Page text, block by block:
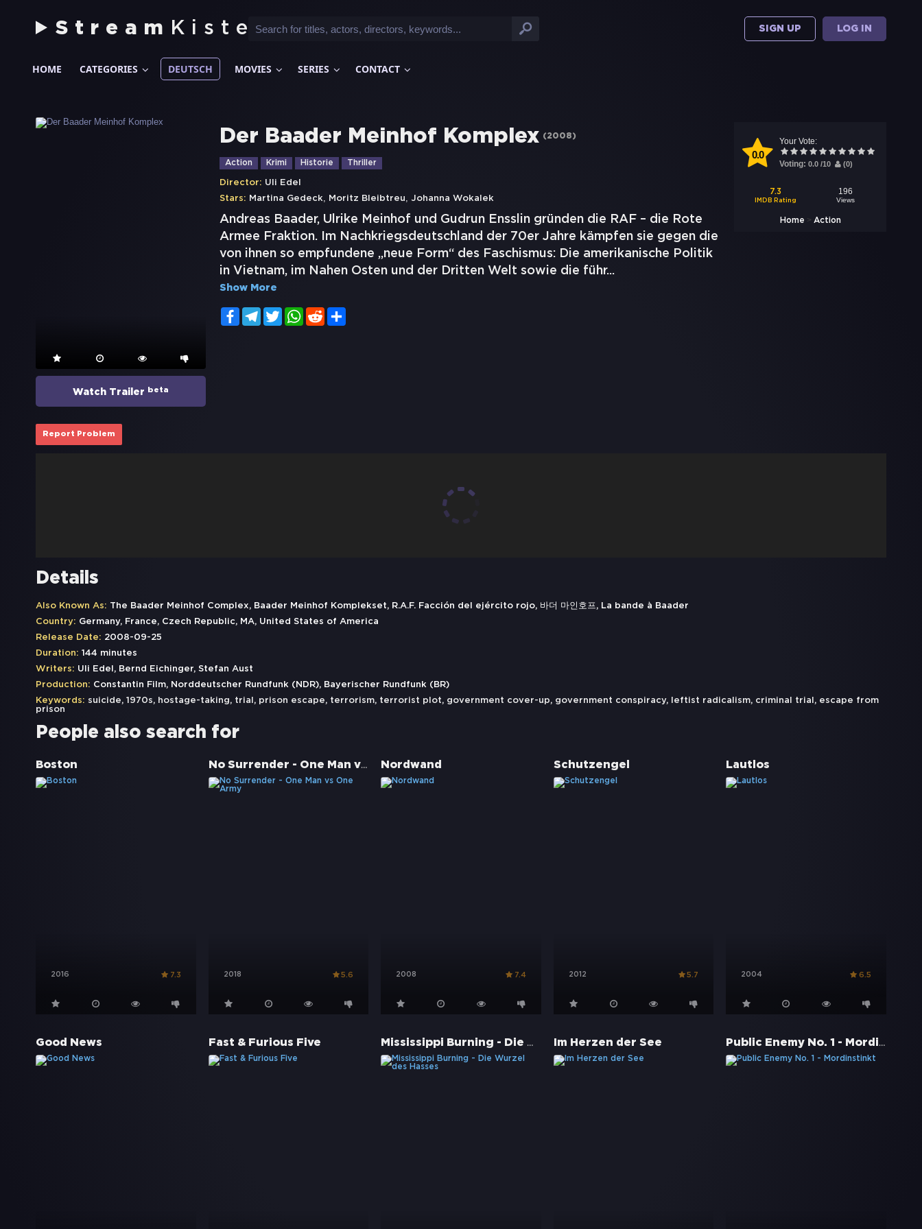
Stream Kiste SIGN UP LOG IN
HOME CATEGORIES DEUTSCH MOVIES SERIES CONTACT
Watch Trailer beta
0.0
Your Vote:
Voting: 0.0 /10 (0)
7.3
IMDB Rating
196
Views
Home > Action
Der Baader Meinhof Komplex (2008)
Action Krimi Historie Thriller
Director: Uli Edel
Stars: Martina Gedeck, Moritz Bleibtreu, Johanna Wokalek
Andreas Baader, Ulrike Meinhof und Gudrun Ensslin gründen die RAF – die Rote
Armee Fraktion. Im Nachkriegsdeutschland der 70er Jahre kämpfen sie gegen die
von ihnen so empfundene „neue Form“ des Faschismus: Die amerikanische Politik
in Vietnam, im Nahen Osten und der Dritten Welt sowie die führ...
Show More
FacebookTelegramTwitterWhatsApp
Reddit
Report Problem
Details
Also Known As: The Baader Meinhof Complex, Baader Meinhof Komplekset, R.A.F. Facción del ejército rojo, 바더 마인호프, La bande à Baader
Country: Germany, France, Czech Republic, MA, United States of America
Release Date: 2008-09-25
Duration: 144 minutes
Writers: Uli Edel, Bernd Eichinger, Stefan Aust
Production: Constantin Film, Norddeutscher Rundfunk (NDR), Bayerischer Rundfunk (BR)
Keywords: suicide, 1970s, hostage-taking, trial , prison escape, terrorism, terrorist plot, government cover-up, government conspiracy, leftist radicalism, criminal trial , escape from
prison
People also search for
Boston
2016 7.3
No Surrender - One Man vs One Army
2018 5.6
Nordwand
2008 7.4
Schutzengel
2012 5.7
Lautlos
2004 6.5
Good News Fast & Furious Five Mississippi Burning - Die Wurzel des Hasses Im Herzen der See Public Enemy No. 1 - Mordinstinkt